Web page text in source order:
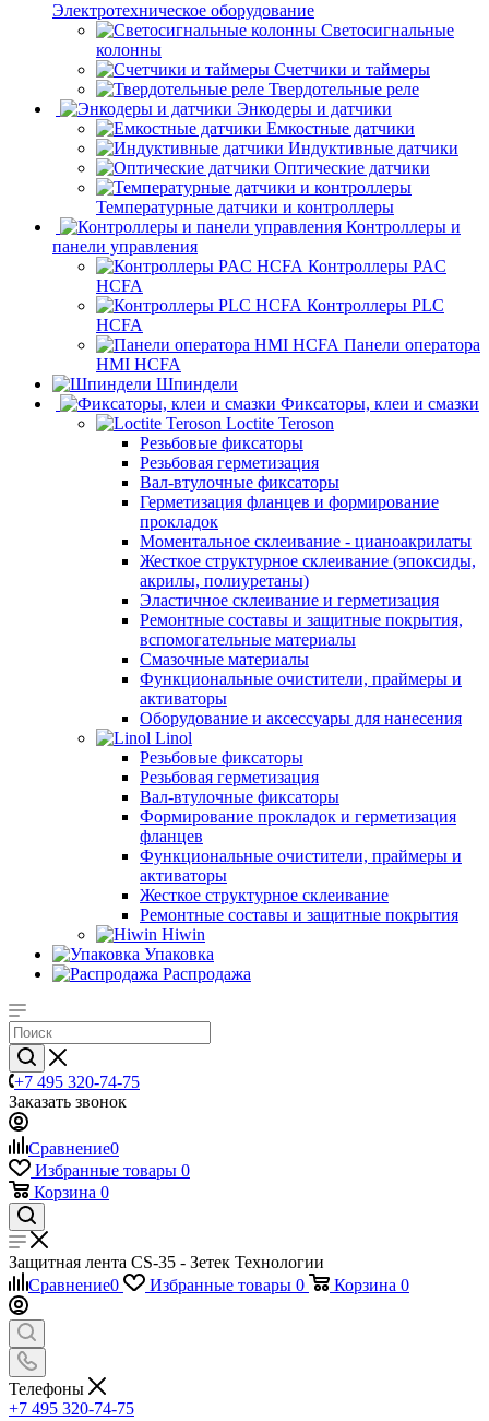
Электротехническое оборудование
Светосигнальные
колонны
Счетчики и таймеры
Твердотельные реле
Энкодеры и датчики
Емкостные датчики
Индуктивные датчики
Оптические датчики
Температурные датчики и контроллеры
Контроллеры и
панели управления
Контроллеры PAC
HCFA
Контроллеры PLC
HCFA
Панели оператора
HMI HCFA
Шпиндели
Фиксаторы, клеи и смазки
Loctite Teroson
Резьбовые фиксаторы
Резьбовая герметизация
Вал-втулочные фиксаторы
Герметизация фланцев и формирование
прокладок
Моментальное склеивание - цианоакрилаты
Жесткое структурное склеивание (эпоксиды,
акрилы, полиуретаны)
Эластичное склеивание и герметизация
Ремонтные составы и защитные покрытия,
вспомогательные материалы
Смазочные материалы
Функциональные очистители, праймеры и
активаторы
Оборудование и аксессуары для нанесения
Linol
Резьбовые фиксаторы
Резьбовая герметизация
Вал-втулочные фиксаторы
Формирование прокладок и герметизация
фланцев
Функциональные очистители, праймеры и
активаторы
Жесткое структурное склеивание
Ремонтные составы и защитные покрытия
Hiwin
Упаковка
Распродажа
+7 495 320-74-75
Заказать звонок
Сравнение0
Избранные товары 0
Корзина 0
Защитная лента CS-35 - Зетек Технологии
Сравнение0 Избранные товары 0 Корзина 0
Телефоны
+7 495 320-74-75